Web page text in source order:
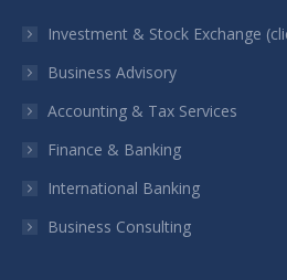
new
window
new
window
new
window
new
window
Investment & Stock Exchange
Business Advisory
Accounting & Tax Services
Finance & Banking
International Banking
Business Consulting